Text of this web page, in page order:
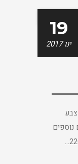
19
ינו 2017
נוספים